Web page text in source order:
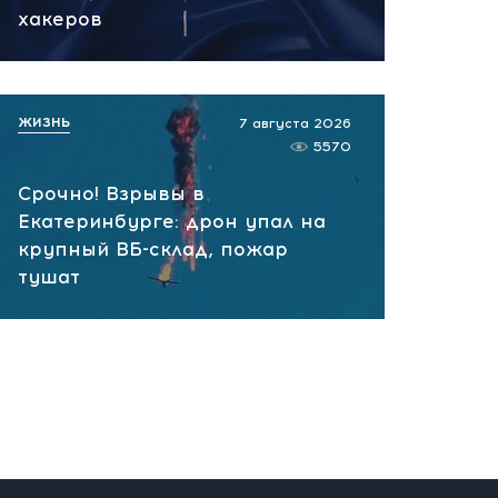
НАТО планирует и
России! Сенсационное
заявление хакеров
хакеров
Срочно! Взрывы в
Екатеринбурге: дрон упал на
крупный ВБ-склад, пожар
тушат
7 августа 2026
5570
ЖИЗНЬ